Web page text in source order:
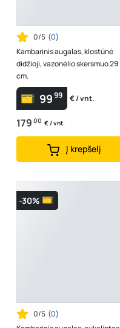
0/5 (0)
Kambarinis augalas, klostūnė
didžioji, vazonėlio skersmuo 29
cm.
9999 € / vnt.
179 00 € / vnt.
Į krepšelį
-30%
0/5 (0)